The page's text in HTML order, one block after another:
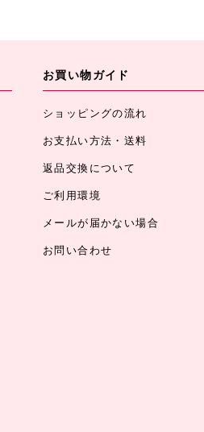
お買い物ガイド
ショッピングの流れ
お支払い方法・送料
返品交換について
ご利用環境
メールが届かない場合
お問い合わせ